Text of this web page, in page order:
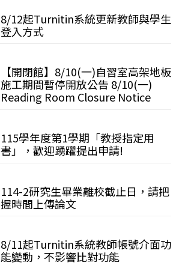
8/12起Turnitin系統更新教師與學生
登入方式
【開閉館】8/10(一)自習室高架地板
施工期間暫停開放公告 8/10(一)
Reading Room Closure Notice
115學年度第1學期「教授指定用
書」，歡迎踴躍提出申請!
114-2研究生畢業離校截止日，請把
握時間上傳論文
8/11起Turnitin系統教師帳號介面功
能變動，不影響比對功能